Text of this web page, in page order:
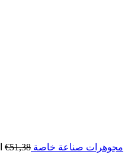
مجوهرات صناعة خاصة €51,38